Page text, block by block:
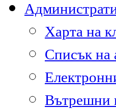
Харта на
Списък на
Вътрешни